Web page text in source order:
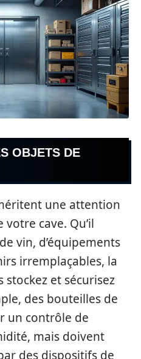
OBJETS DE
une attention
cave. Qu’il
vin, d’équipements
irremplaçables, la
et sécurisez
des bouteilles de
un contrôle de
mais doivent
des dispositifs de